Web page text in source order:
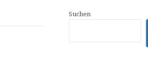
Suchen